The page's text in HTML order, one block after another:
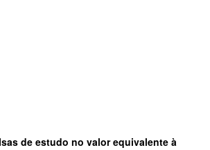
de estudo no valor equivalente à